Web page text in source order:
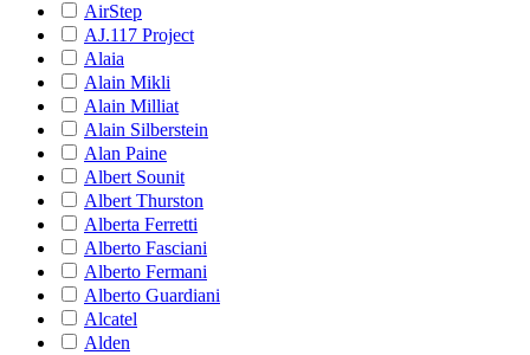
AirStep
AJ.117 Project
Alaia
Alain Mikli
Alain Milliat
Alain Silberstein
Alan Paine
Albert Sounit
Albert Thurston
Alberta Ferretti
Alberto Fasciani
Alberto Fermani
Alberto Guardiani
Alcatel
Alden